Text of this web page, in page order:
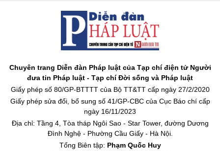
Chuyên trang Diễn đàn Pháp luật của Tạp chí điện tử Người
đưa tin Pháp luật - Tạp chí Đời sống và Pháp luật
Giấy phép số 80/GP-BTTTT của Bộ TT&TT cấp ngày 27/2/2020
Giấy phép sửa đổi, bổ sung số 41/GP-CBC của Cục Báo chí cấp
ngày 16/11/2023
Địa chỉ: Tầng 4, Tòa tháp Ngôi Sao - Star Tower, đường Dương
Đình Nghệ - Phường Cầu Giấy - Hà Nội.
Tổng Biên tập: Phạm Quốc Huy